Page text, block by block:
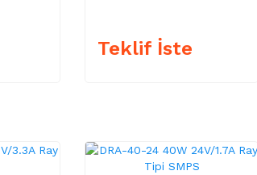
Teklif İste